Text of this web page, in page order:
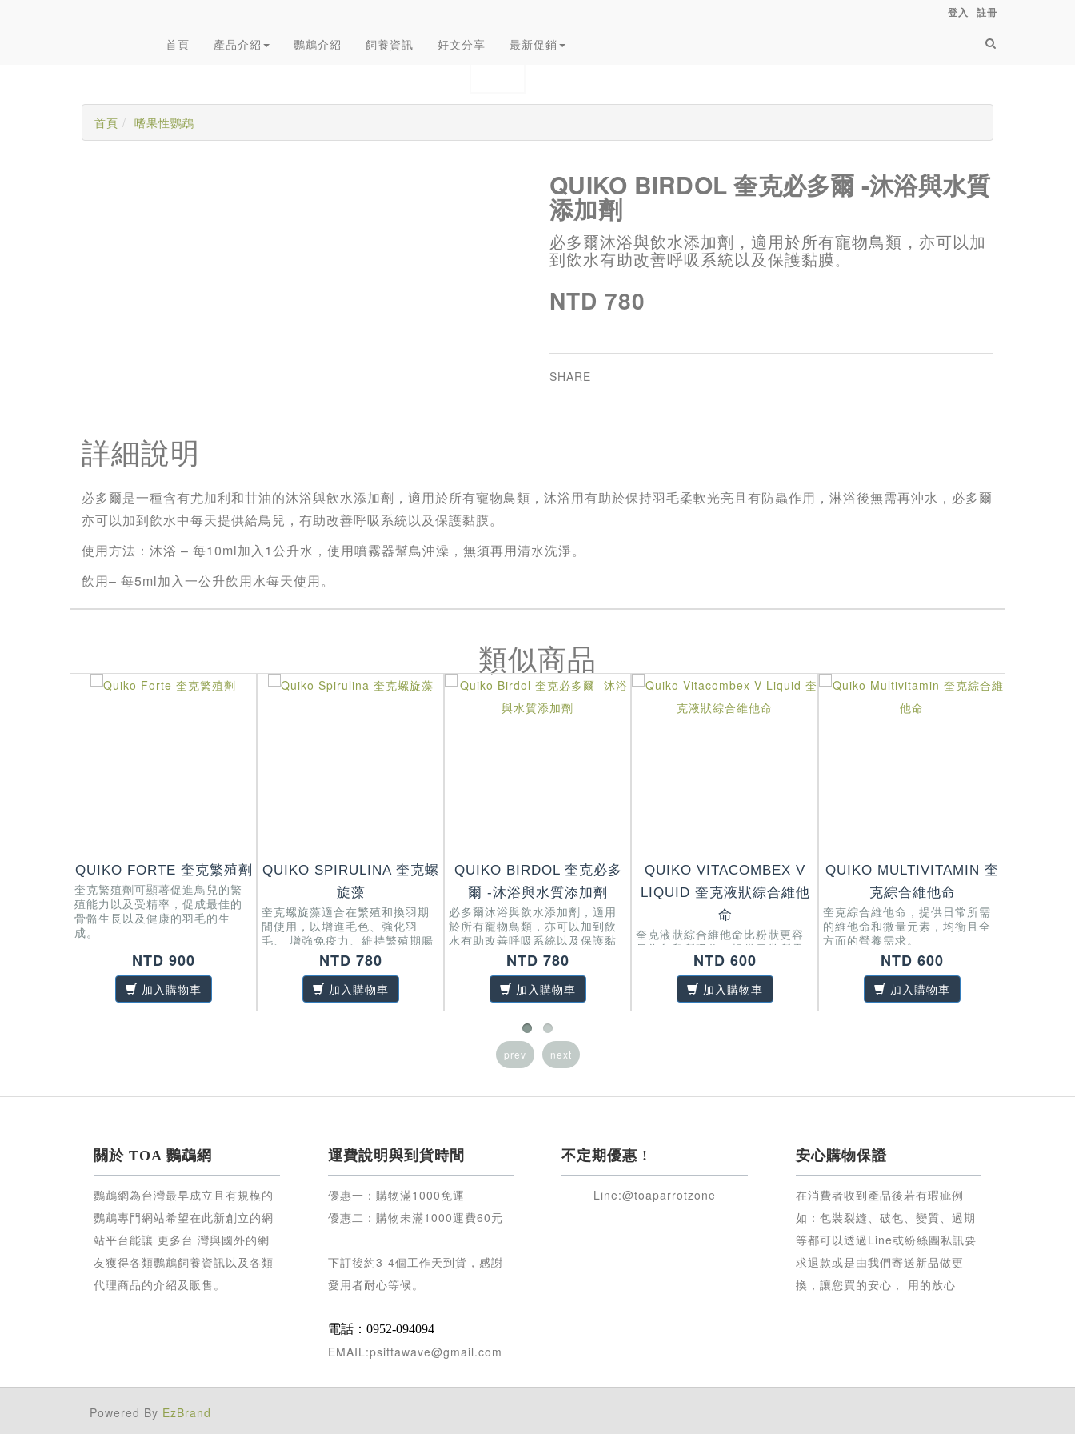
登入 註冊
首頁 產品介紹 鸚鵡介紹 飼養資訊 好文分享 最新促銷
首頁 嗜果性鸚鵡
QUIKO BIRDOL 奎克必多爾 -沐浴與水質
添加劑
必多爾沐浴與飲水添加劑，適用於所有寵物鳥類，亦可以加
到飲水有助改善呼吸系統以及保護黏膜。
NTD 780
SHARE
詳細說明
必多爾是一種含有尤加利和甘油的沐浴與飲水添加劑，適用於所有寵物鳥類，沐浴用有助於保持羽毛柔軟光亮且有防蟲作用，淋浴後無需再沖水，必多爾
亦可以加到飲水中每天提供給鳥兒，有助改善呼吸系統以及保護黏膜。
使用方法：沐浴 – 每10ml加入1公升水，使用噴霧器幫鳥沖澡，無須再用清水洗淨。
飲用– 每5ml加入一公升飲用水每天使用。
類似商品
QUIKO FORTE 奎克繁殖劑
奎克繁殖劑可顯著促進鳥兒的繁
殖能力以及受精率，促成最佳的
骨骼生長以及健康的羽毛的生
成。
NTD 900
加入購物車
QUIKO SPIRULINA 奎克螺
旋藻
奎克螺旋藻適合在繁殖和換羽期
間使用，以增進毛色、強化羽
毛、 增強免疫力、維持繁殖期腸
NTD 780
加入購物車
QUIKO BIRDOL 奎克必多
爾 -沐浴與水質添加劑
必多爾沐浴與飲水添加劑，適用
於所有寵物鳥類，亦可以加到飲
水有助改善呼吸系統以及保護黏
NTD 780
加入購物車
QUIKO VITACOMBEX V
LIQUID 奎克液狀綜合維他
命
奎克液狀綜合維他命比粉狀更容
易為鳥兒所吸收，提供日常所需
的維他命和微量元素，均衡且全
方面的營養需求。
NTD 600
加入購物車
QUIKO MULTIVITAMIN 奎
克綜合維他命
奎克綜合維他命，提供日常所需
的維他命和微量元素，均衡且全
方面的營養需求。
NTD 600
加入購物車
prev next
關於 TOA 鸚鵡網
鸚鵡網為台灣最早成立且有規模的
鸚鵡專門網站希望在此新創立的網
站平台能讓 更多台 灣與國外的網
友獲得各類鸚鵡飼養資訊以及各類
代理商品的介紹及販售。
運費說明與到貨時間
優惠一：購物滿1000免運
優惠二：購物未滿1000運費60元
下訂後約3-4個工作天到貨，感謝
愛用者耐心等候。
電話：0952-094094
EMAIL:psittawave@gmail.com
不定期優惠 !
Line:@toaparrotzone
安心購物保證
在消費者收到產品後若有瑕疵例
如：包裝裂縫、破包、變質、過期
等都可以透過Line或紛絲團私訊要
求退款或是由我們寄送新品做更
換，讓您買的安心， 用的放心
Powered By EzBrand